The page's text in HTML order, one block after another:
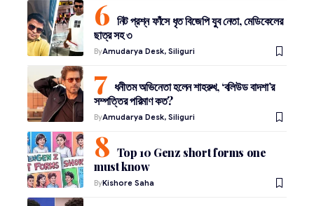
নিট প্রশ্ন ফাঁসে ধৃত বিজেপি যুব নেতা, মেডিকেলের
ছাত্র সহ ৩
ByAmudarya Desk, Siliguri
ধনীতম অভিনেতা হলেন শাহরুখ, ‘বলিউড বাদশা’র
সম্পত্তির পরিমাণ কত?
ByAmudarya Desk, Siliguri
Top 10 Genz short forms one
must know
ByKishore Saha